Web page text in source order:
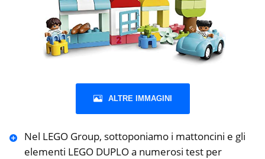
ALTRE IMMAGINI
Nel LEGO Group, sottoponiamo i mattoncini e gli
elementi LEGO DUPLO a numerosi test per